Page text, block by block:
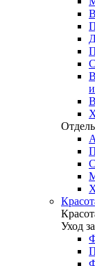
Уход